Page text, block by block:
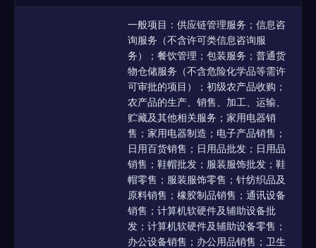
一般项目：供应链管理服务；信息咨
询服务（不含许可类信息咨询服
务）；餐饮管理；包装服务；普通货
物仓储服务（不含危险化学品等需许
可审批的项目）；初级农产品收购；
农产品的生产、销售、加工、运输、
贮藏及其他相关服务；家用电器销
售；家用电器制造；电子产品销售；
日用百货销售；日用品批发；日用品
销售；鞋帽批发；服装服饰批发；鞋
帽零售；服装服饰零售；针纺织品及
原料销售；橡胶制品销售；通讯设备
销售；计算机软硬件及辅助设备批
发；计算机软硬件及辅助设备零售；
办公设备销售；办公用品销售；卫生